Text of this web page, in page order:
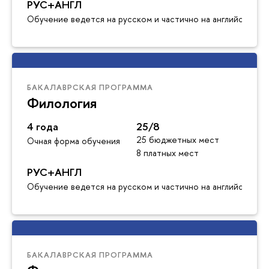
РУС+АНГЛ
Обучение ведется на русском и частично на английском
БАКАЛАВРСКАЯ ПРОГРАММА
Филология
4 года
Очная форма обучения
25/8
25 бюджетных мест
8 платных мест
РУС+АНГЛ
Обучение ведется на русском и частично на английском
БАКАЛАВРСКАЯ ПРОГРАММА